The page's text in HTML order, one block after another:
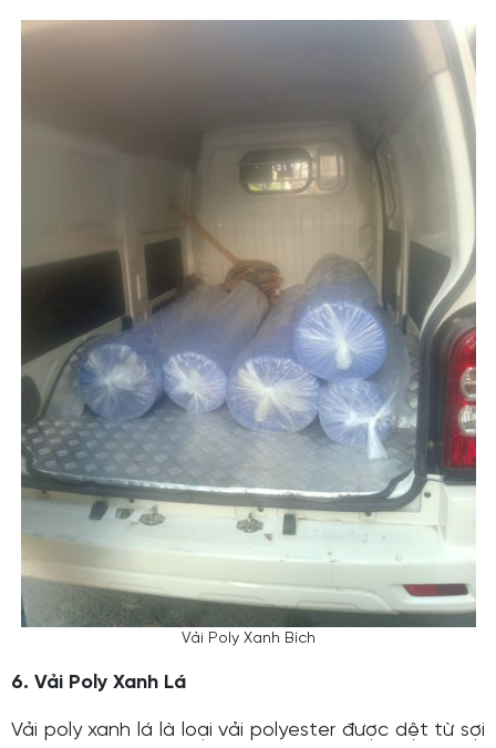
Vải Poly Xanh Bích
6. Vải Poly Xanh Lá
Vải poly xanh lá là loại vải polyester được dệt từ sợi